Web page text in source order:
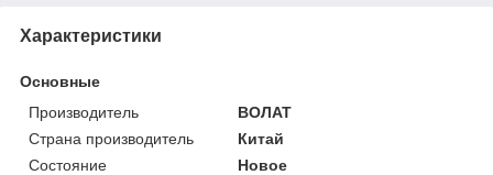
Характеристики
Основные
Производитель
ВОЛАТ
Страна производитель
Китай
Состояние
Новое